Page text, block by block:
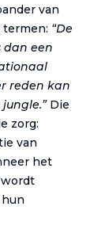
van
“De
dan een
reden kan
Die
zorg:
van
het